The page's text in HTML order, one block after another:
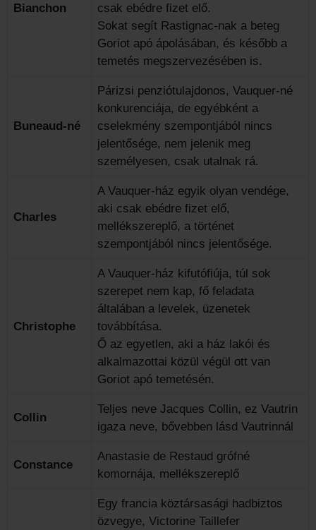
Bianchon
csak ebédre fizet elő.
Sokat segít Rastignac-nak a beteg
Goriot apó ápolásában, és később a
temetés megszervezésében is.
Buneaud-né
Párizsi penziótulajdonos, Vauquer-né
konkurenciája, de egyébként a
cselekmény szempontjából nincs
jelentősége, nem jelenik meg
személyesen, csak utalnak rá.
Charles
A Vauquer-ház egyik olyan vendége,
aki csak ebédre fizet elő,
mellékszereplő, a történet
szempontjából nincs jelentősége.
Christophe
A Vauquer-ház kifutófiúja, túl sok
szerepet nem kap, fő feladata
általában a levelek, üzenetek
továbbítása.
Ő az egyetlen, aki a ház lakói és
alkalmazottai közül végül ott van
Goriot apó temetésén.
Collin
Teljes neve Jacques Collin, ez Vautrin
igaza neve, bővebben lásd Vautrinnál
Constance
Anastasie de Restaud grófné
komornája, mellékszereplő
Egy francia köztársasági hadbiztos
özvegye, Victorine Taillefer